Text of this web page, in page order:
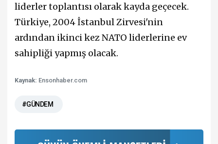
liderler toplantısı olarak kayda geçecek.
Türkiye, 2004 İstanbul Zirvesi'nin
ardından ikinci kez NATO liderlerine ev
sahipliği yapmış olacak.
Kaynak: Ensonhaber.com
#GÜNDEM